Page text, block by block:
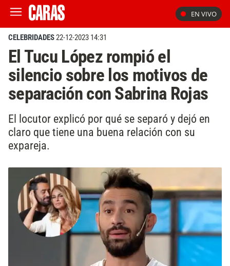
EN VIVO
CELEBRIDADES22-12-2023 14:31
El Tucu López rompió el
silencio sobre los motivos de
separación con Sabrina Rojas
El locutor explicó por qué se separó y dejó en
claro que tiene una buena relación con su
expareja.